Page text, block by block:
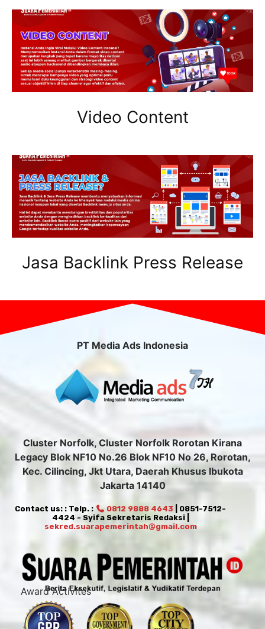
Video Content
Jasa Backlink Press Release
PT Media Ads Indonesia
Cluster Norfolk, Cluster Norfolk Rorotan Kirana
Legacy Blok NF10 No.26 Blok NF10 No 26, Rorotan,
Kec. Cilincing, Jkt Utara, Daerah Khusus Ibukota
Jakarta 14140
Contact us: : Telp. : 0812 9888 4643 | 0851-7512-
4424 - Syifa Sekretaris Redaksi |
sekred.suarapemerintah@gmail.com
Award Activites